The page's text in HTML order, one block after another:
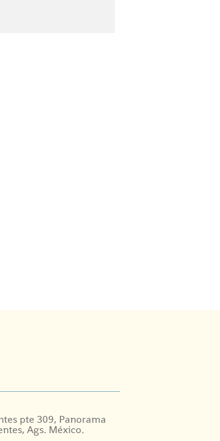
pte 309, Panorama
Ags. México.